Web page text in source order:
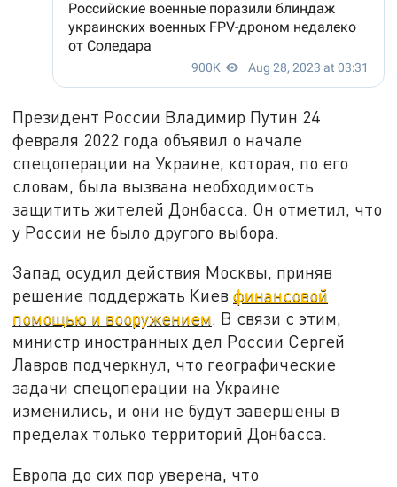
Президент России Владимир Путин 24
февраля 2022 года объявил о начале
спецоперации на Украине, которая, по его
словам, была вызвана необходимость
защитить жителей Донбасса. Он отметил, что
у России не было другого выбора.
Запад осудил действия Москвы, приняв
решение поддержать Киевфинансовой
помощью и вооружением. В связи с этим,
министр иностранных дел России Сергей
Лавров подчеркнул, что географические
задачи спецоперации на Украине
изменились, и они не будут завершены в
пределах только территорий Донбасса.
Европа до сих пор уверена, что